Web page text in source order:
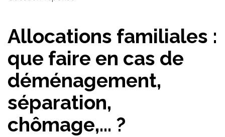
Allocations familiales :
que faire en cas de
déménagement,
séparation,
chômage,... ?